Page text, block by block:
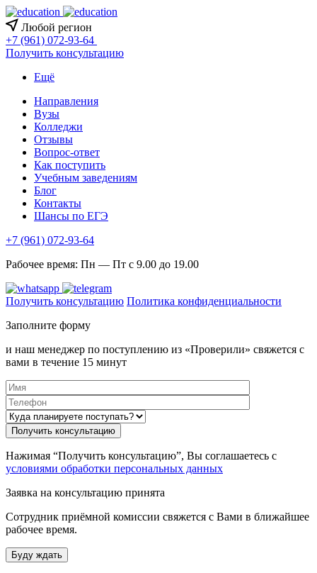
Любой регион
+7 (961) 072-93-64
Получить консультацию
Ещё
Направления
Вузы
Колледжи
Отзывы
Вопрос-ответ
Как поступить
Учебным заведениям
Блог
Контакты
Шансы по ЕГЭ
+7 (961) 072-93-64
Рабочее время: Пн — Пт с 9.00 до 19.00
Получить консультацию Политика конфиденциальности
Заполните форму
и наш менеджер по поступлению из «Проверили» свяжется с
вами в течение 15 минут
Нажимая “Получить консультацию”, Вы соглашаетесь с
условиями обработки персональных данных
Заявка на консультацию принята
Сотрудник приёмной комиссии свяжется с Вами в ближайшее
рабочее время.
Буду ждать